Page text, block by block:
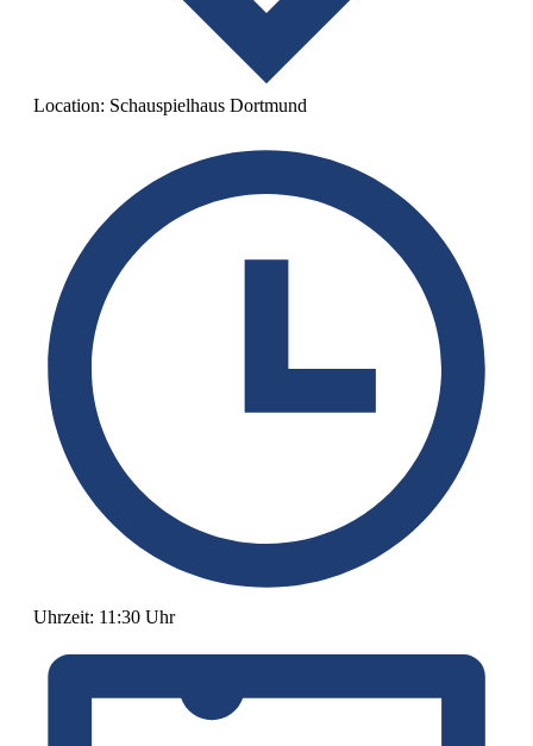
Location: Schauspielhaus Dortmund
Uhrzeit: 11:30 Uhr